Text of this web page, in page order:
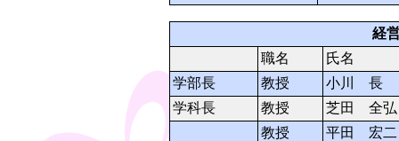
経
職名
氏名
学部長
教授
小川 長
学科長
教授
芝田 全弘
教授
平田 宏二